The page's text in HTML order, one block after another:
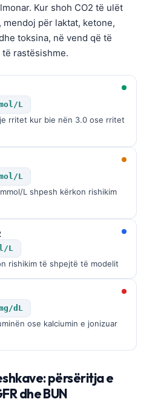
Kur shoh CO2 të ulët
për laktat, ketone,
toksina, në vend që të
rastësishme.
L
rritet kur bie nën 3.0 ose rritet
L
L shpesh kërkon rishikim
L
rishikim të shpejtë të modelit
dL
ose kalciumin e jonizuar
përsëritja e
dhe BUN